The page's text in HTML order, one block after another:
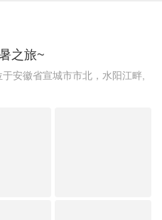
之旅~
安徽省宣城市市北，水阳江畔,